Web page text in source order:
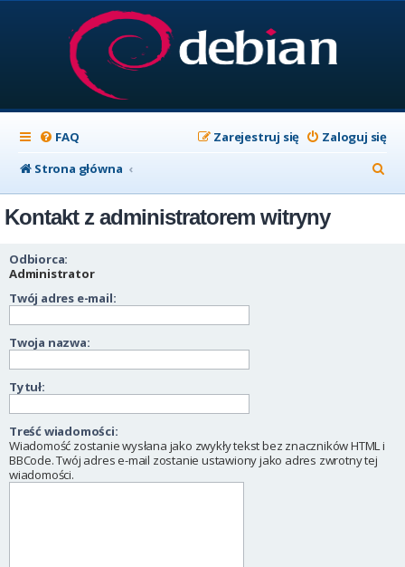
FAQ Zaloguj się
Zarejestruj się
Strona główna
z
Kontakt z administratorem witryny
Odbiorca:
Administrator
Twój adres e-mail:
Twoja nazwa:
Tytuł:
Treść wiadomości:
Wiadomość zostanie wysłana jako zwykły tekst bez znaczników HTML i
BBCode. Twój adres e-mail zostanie ustawiony jako adres zwrotny tej
wiadomości.